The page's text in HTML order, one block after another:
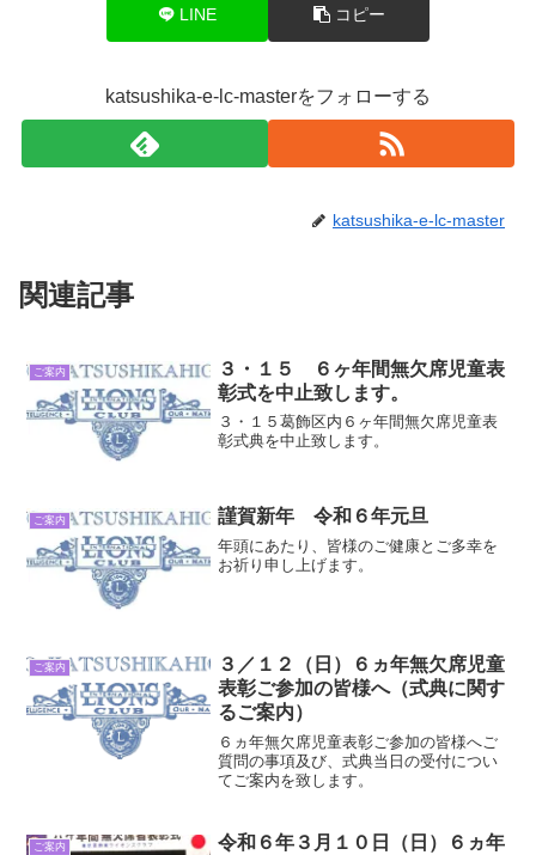
LINE コピー
katsushika-e-lc-masterをフォローする
katsushika-e-lc-master
関連記事
ご案内
３・１５ ６ヶ年間無欠席児童表
彰式を中止致します。
３・１５葛飾区内６ヶ年間無欠席児童表
彰式典を中止致します。
ご案内 謹賀新年 令和６年元旦
年頭にあたり、皆様のご健康とご多幸を
お祈り申し上げます。
ご案内
３／１２（日）６ヵ年無欠席児童
表彰ご参加の皆様へ（式典に関す
るご案内）
６ヵ年無欠席児童表彰ご参加の皆様へご
質問の事項及び、式典当日の受付につい
てご案内を致します。
ご案内
令和６年３月１０日（日）６ヵ年